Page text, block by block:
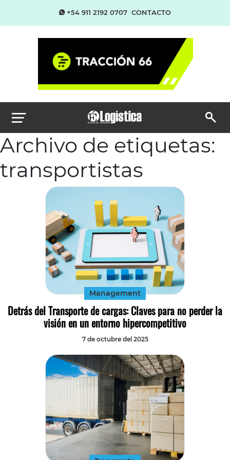
+54 911 2192 0707 CONTACTO
Archivo de etiquetas:
transportistas
Management
Detrás del Transporte de cargas: Claves para no perder la
visión en un entorno hipercompetitivo
7 de octubre del 2025